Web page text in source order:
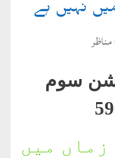
مناظر
سوم
زماں میں